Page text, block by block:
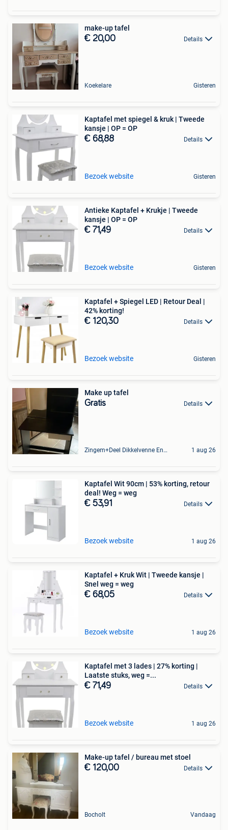
make-up tafel
€ 20,00 Details
Koekelare Gisteren
Kaptafel met spiegel & kruk | Tweede
kansje | OP = OP
€ 68,88 Details
Bezoek website Gisteren
Antieke Kaptafel + Krukje | Tweede
kansje | OP = OP
€ 71,49 Details
Bezoek website Gisteren
Kaptafel + Spiegel LED | Retour Deal |
42% korting!
€ 120,30 Details
Bezoek website Gisteren
Make up tafel
Gratis Details
Zingem+Deel Dikkelvenne En Nederzwalm-Hermelgem 1 aug 26
Kaptafel Wit 90cm | 53% korting, retour
deal! Weg = weg
€ 53,91 Details
Bezoek website 1 aug 26
Kaptafel + Kruk Wit | Tweede kansje |
Snel weg = weg
€ 68,05 Details
Bezoek website 1 aug 26
Kaptafel met 3 lades | 27% korting |
Laatste stuks, weg =...
€ 71,49 Details
Bezoek website 1 aug 26
Make-up tafel / bureau met stoel
€ 120,00 Details
Bocholt Vandaag